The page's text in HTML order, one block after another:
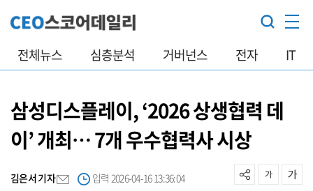
전체뉴스 심층분석 거버넌스 전자 IT
삼성디스플레이, ‘2026 상생협력 데
이’ 개최… 7개 우수협력사 시상
김은서 기자 입력 2026-04-16 13:36:04